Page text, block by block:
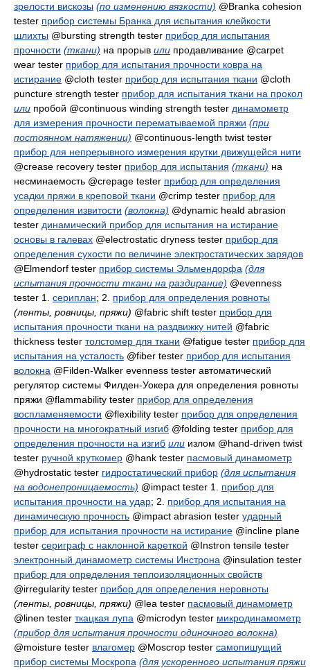
зрелости вискозы (по изменению вязкости) @Branka cohesion
tester прибор системы Бранка для испытания клейкости
шлихты @bursting strength tester прибор для испытания
прочности (ткани) на прорыв или продавливание @carpet
wear tester прибор для испытания прочности ковра на
истирание @cloth tester прибор для испытания ткани @cloth
puncture strength tester прибор для испытания ткани на прокол
или пробой @continuous winding strength tester динамометр
для измерения прочности перематываемой пряжи (при
постоянном натяжении) @continuous-length twist tester
прибор для непрерывного измерения крутки движущейся нити
@crease recovery tester прибор для испытания (ткани) на
несминаемость @crepage tester прибор для определения
усадки пряжи в креповой ткани @crimp tester прибор для
определения извитости (волокна) @dynamic heald abrasion
tester динамический прибор для испытания на истирание
основы в галевах @electrostatic dryness tester прибор для
определения сухости по величине электростатических зарядов
@Elmendorf tester прибор системы Эльмендорфа (для
испытания прочности ткани на раздирание) @evenness
tester 1. сериплан; 2. прибор для определения ровноты
(ленты, ровницы, пряжи) @fabric shift tester прибор для
испытания прочности ткани на раздвижку нитей @fabric
thickness tester толстомер для ткани @fatigue tester прибор для
испытания на усталость @fiber tester прибор для испытания
волокна @Filden-Walker evenness tester автоматический
регулятор системы Филден-Уокера для определения ровноты
пряжи @flammability tester прибор для определения
воспламеняемости @flexibility tester прибор для определения
прочности на многократный изгиб @folding tester прибор для
определения прочности на изгиб или излом @hand-driven twist
tester ручной круткомер @hank tester пасмовый динамометр
@hydrostatic tester гидростатический прибор (для испытания
на водонепроницаемость) @impact tester 1. прибор для
испытания прочности на удар; 2. прибор для испытания на
динамическую прочность @impact abrasion tester ударный
прибор для испытания прочности на истирание @incline plane
tester сериграф с наклонной кареткой @Instron tensile tester
электронный динамометр системы Инстрона @insulation tester
прибор для определения теплоизоляционных свойств
@irregularity tester прибор для определения неровноты
(ленты, ровницы, пряжи) @lеа tester пасмовый динамометр
@linen tester ткацкая лупа @microdyn tester микродинамометр
(прибор для испытания прочности одиночного волокна)
@moisture tester влагомер @Moscrop tester самопишущий
прибор системы Москропа (для ускоренного испытания пряжи